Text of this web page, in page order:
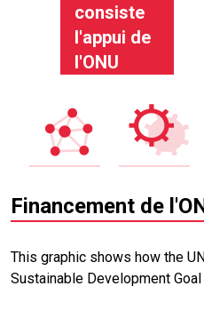
consiste
l'appui de
l'ONU
Financement de
This graphic shows how the
Sustainable Development